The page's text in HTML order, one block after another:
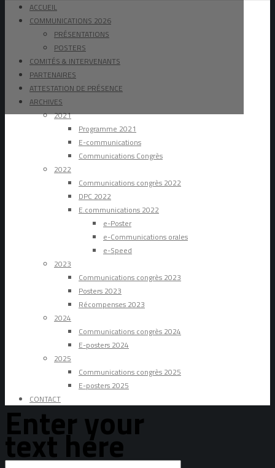
ACCUEIL
COMMUNICATIONS 2026
PRÉSENTATIONS
POSTERS
COMITÉS & INTERVENANTS
PARTENAIRES
ATTESTATION DE PRÉSENCE
ARCHIVES
2021
Programme 2021
E-communications
Communications Congrès
2022
Communications congrès 2022
DPC 2022
E.communications 2022
e-Poster
e-Communications orales
e-Speed
2023
Communications congrès 2023
Posters 2023
Récompenses 2023
2024
Communications congrès 2024
E-posters 2024
2025
Communications congrès 2025
E-posters 2025
CONTACT
Enter your
text here